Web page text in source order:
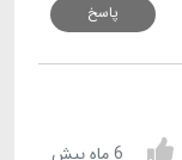
پاسخ
6 ماه پیش